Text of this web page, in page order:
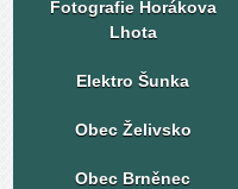
Fotografie Horákova
Lhota
Elektro Šunka
Obec Želivsko
Obec Brněnec